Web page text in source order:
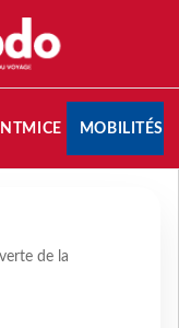
MICE MOBILITÉS
de la